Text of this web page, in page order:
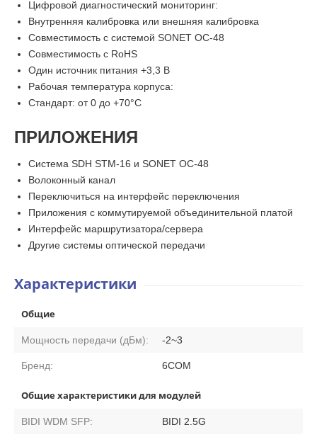
Цифровой диагностический мониторинг:
Внутренняя калибровка или внешняя калибровка
Совместимость с системой SONET OC-48
Совместимость с RoHS
Один источник питания +3,3 В
Рабочая температура корпуса:
Стандарт: от 0 до +70°C
ПРИЛОЖЕНИЯ
Система SDH STM-16 и SONET OC-48
Волоконный канал
Переключиться на интерфейс переключения
Приложения с коммутируемой объединительной платой
Интерфейс маршрутизатора/сервера
Другие системы оптической передачи
Характеристики
Общие
Мощность передачи (дБм): -2~3
Бренд: 6COM
Общие характеристики для модулей
BIDI WDM SFP: BIDI 2.5G